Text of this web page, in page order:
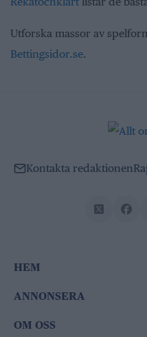
Utforska massor av
Bettingsidor.se.
Kontakta redaktionen
HEM
ANNONSERA
OM OSS